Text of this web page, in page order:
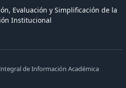
Evaluación y Simplificación de la
Institucional
de Información Académica